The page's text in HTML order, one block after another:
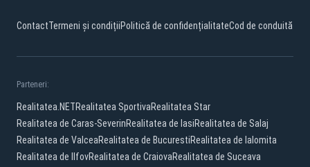
ContactTermeni și condițiiPolitică de confidențialitateCod de conduită
Parteneri:
Realitatea.NETRealitatea SportivaRealitatea Star
Realitatea de Caras-SeverinRealitatea de IasiRealitatea de Salaj
Realitatea de ValceaRealitatea de BucurestiRealitatea de Ialomita
Realitatea de IlfovRealitatea de CraiovaRealitatea de Suceava